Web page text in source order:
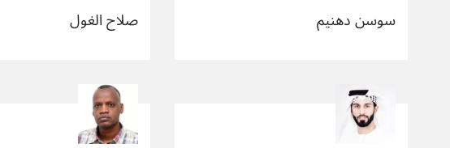
سوسن دهنيم صلاح الغول